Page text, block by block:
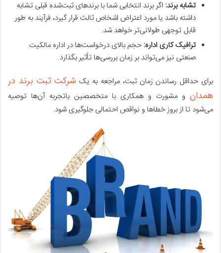
تشابه برند: اگر برند انتخابی شما با برندهای ثبت‌شده قبلی تشابه
داشته باشد یا مورد اعتراض اشخاص ثالث قرار گیرد، فرآیند به طور
قابل توجهی طولانی‌تر خواهد شد.
ترافیک کاری اداره: حجم بالای درخواست‌ها در اداره مالکیت
صنعتی نیز می‌تواند بر زمان بررسی‌ها تأثیر بگذارد.
برای حداقل رساندن زمان ثبت، مراجعه به یک شرکت ثبت برند در
همدان و مشورت و همکاری با متخصصین باتجربه آن‌ها توصیه
می‌شود تا از بروز خطاها و نواقص احتمالی جلوگیری شود.